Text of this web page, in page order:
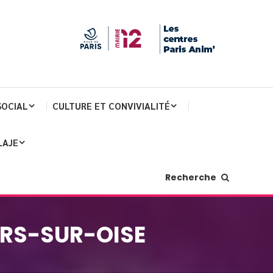
CULTURE ET CONVIVIALITÉ
Recherche
SUR-OISE